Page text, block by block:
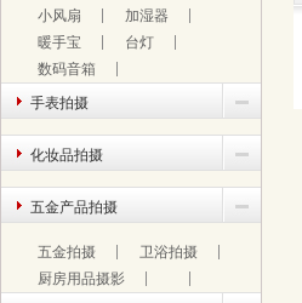
小风扇
加湿器
暖手宝
台灯
数码音箱
手表拍摄
化妆品拍摄
五金产品拍摄
五金拍摄
卫浴拍摄
厨房用品摄影